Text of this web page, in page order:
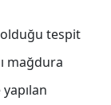
olduğu tespit
mağdura